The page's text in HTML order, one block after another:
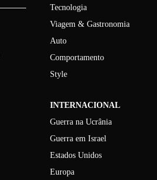
Tecnologia
Viagem & Gastronomia
Auto
Comportamento
Style
INTERNACIONAL
Guerra na Ucrânia
Guerra em Israel
Estados Unidos
Europa